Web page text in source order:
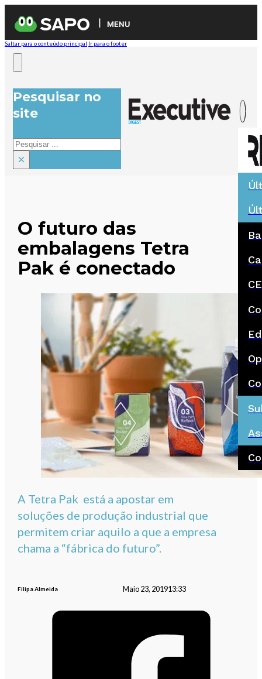
MENU
Saltar para o conteúdo principal Ir para o footer
Pesquisar no
site
Pesquisar
×
O futuro das
embalagens Tetra
Pak é conectado
A Tetra Pak está a apostar em
soluções de produção industrial que
permitem criar aquilo a que a empresa
chama a “fábrica do futuro”.
Filipa Almeida Maio 23, 201913:33